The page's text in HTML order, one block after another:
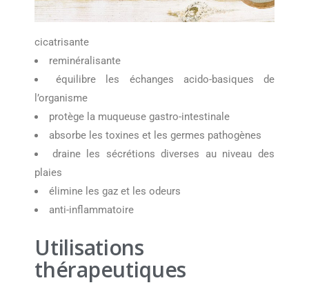
cicatrisante
reminéralisante
équilibre les échanges acido-basiques de
l’organisme
protège la muqueuse gastro-intestinale
absorbe les toxines et les germes pathogènes
draine les sécrétions diverses au niveau des
plaies
élimine les gaz et les odeurs
anti-inflammatoire
Utilisations
thérapeutiques